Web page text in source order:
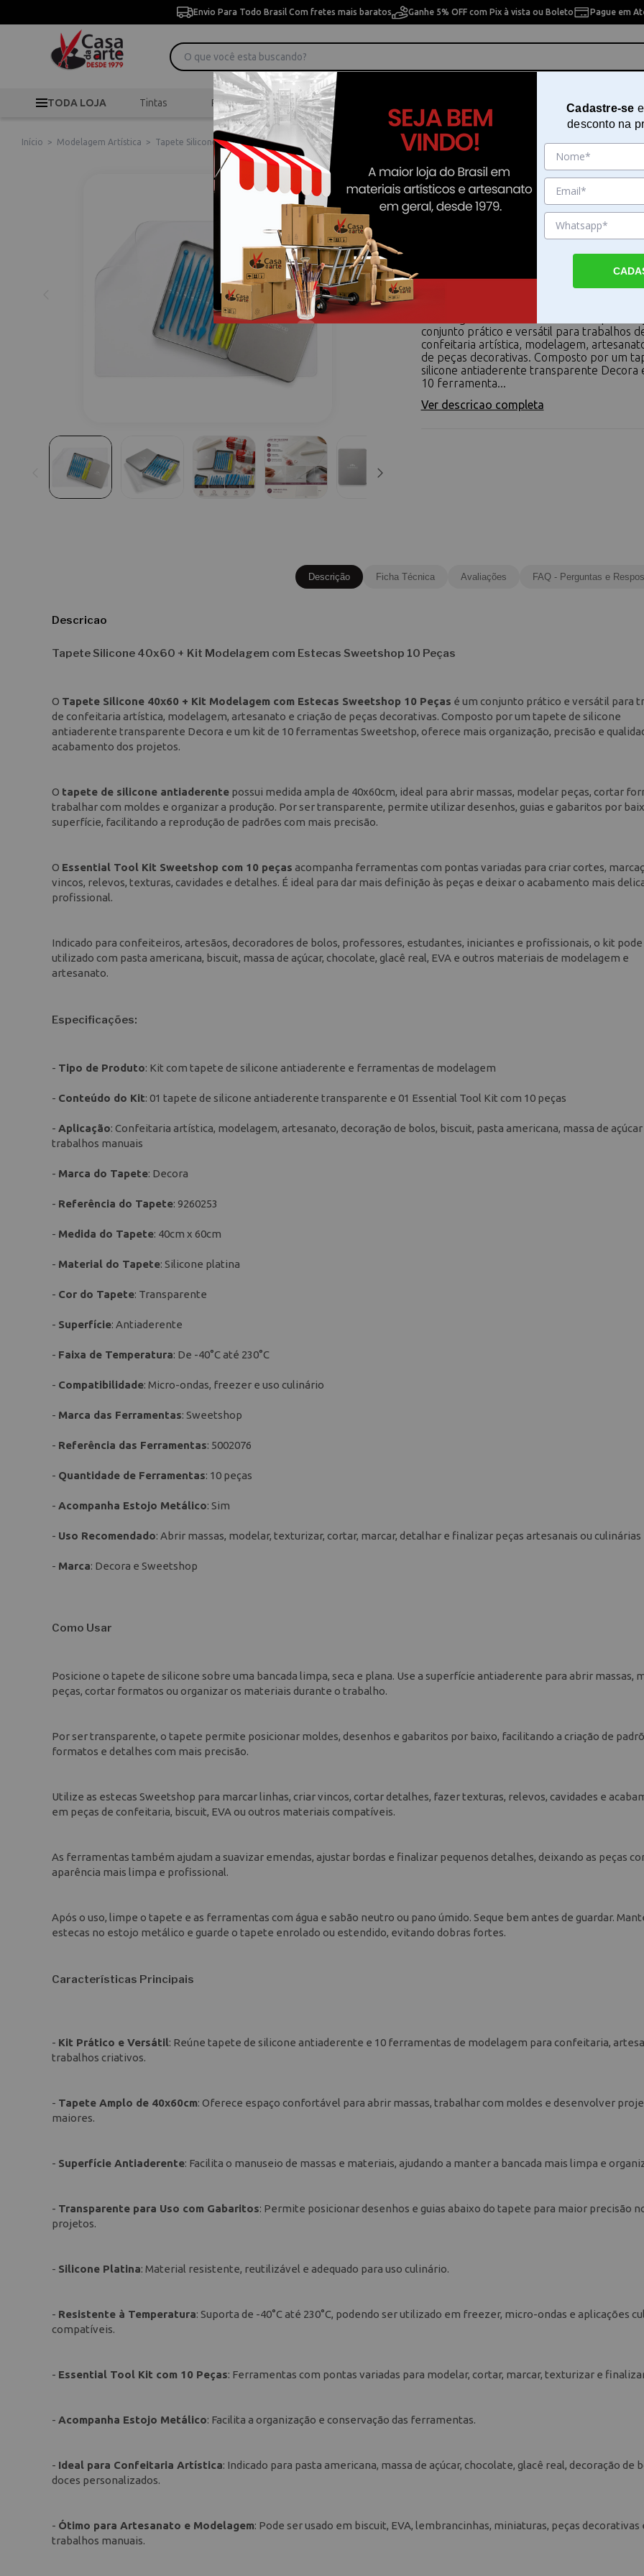
Envio Para Todo Brasil Com fretes mais baratos Ganhe 5% OFF com Pix à vista ou Boleto Pague em
TODA LOJA Tintas Pincéis Desenho Pintura
Início > Modelagem Artística > Tapete Silicone 40x60 + Kit Modelagem com Estecas Sweetshop 10 Peças
Tapete Silicone 40x60 + Kit
com Estecas Sweetshop 10 Peças
Tapete Silicone 40x60 + Kit Modelagem
conjunto prático e versátil para trabalhos
confeitaria artística, modelagem,
de peças decorativas. Composto por um
silicone antiaderente transparente Decora
10 ferramenta...
Ver descricao completa
Descrição Ficha Técnica Avaliações FAQ - Perguntas e
Descricao
Tapete Silicone 40x60 + Kit Modelagem com Estecas Sweetshop 10 Peças
O Tapete Silicone 40x60 + Kit Modelagem com Estecas Sweetshop 10 Peças é um conjunto prático e versátil para
de confeitaria artística, modelagem, artesanato e criação de peças decorativas. Composto por um tapete de silicone
antiaderente transparente Decora e um kit de 10 ferramentas Sweetshop, oferece mais organização, precisão e
acabamento dos projetos.
O tapete de silicone antiaderente possui medida ampla de 40x60cm, ideal para abrir massas, modelar peças, cortar
trabalhar com moldes e organizar a produção. Por ser transparente, permite utilizar desenhos, guias e gabaritos por
superfície, facilitando a reprodução de padrões com mais precisão.
O Essential Tool Kit Sweetshop com 10 peças acompanha ferramentas com pontas variadas para criar cortes,
vincos, relevos, texturas, cavidades e detalhes. É ideal para dar mais definição às peças e deixar o acabamento mais
profissional.
Indicado para confeiteiros, artesãos, decoradores de bolos, professores, estudantes, iniciantes e profissionais, o kit
utilizado com pasta americana, biscuit, massa de açúcar, chocolate, glacê real, EVA e outros materiais de modelagem e
artesanato.
Especificações:
- Tipo de Produto: Kit com tapete de silicone antiaderente e ferramentas de modelagem
- Conteúdo do Kit: 01 tapete de silicone antiaderente transparente e 01 Essential Tool Kit com 10 peças
- Aplicação: Confeitaria artística, modelagem, artesanato, decoração de bolos, biscuit, pasta americana, massa de
trabalhos manuais
- Marca do Tapete: Decora
- Referência do Tapete: 9260253
- Medida do Tapete: 40cm x 60cm
- Material do Tapete: Silicone platina
- Cor do Tapete: Transparente
- Superfície: Antiaderente
- Faixa de Temperatura: De -40°C até 230°C
- Compatibilidade: Micro-ondas, freezer e uso culinário
- Marca das Ferramentas: Sweetshop
- Referência das Ferramentas: 5002076
- Quantidade de Ferramentas: 10 peças
- Acompanha Estojo Metálico: Sim
- Uso Recomendado: Abrir massas, modelar, texturizar, cortar, marcar, detalhar e finalizar peças artesanais ou culinárias
- Marca: Decora e Sweetshop
Como Usar
Posicione o tapete de silicone sobre uma bancada limpa, seca e plana. Use a superfície antiaderente para abrir massas,
peças, cortar formatos ou organizar os materiais durante o trabalho.
Por ser transparente, o tapete permite posicionar moldes, desenhos e gabaritos por baixo, facilitando a criação de
formatos e detalhes com mais precisão.
Utilize as estecas Sweetshop para marcar linhas, criar vincos, cortar detalhes, fazer texturas, relevos, cavidades e
em peças de confeitaria, biscuit, EVA ou outros materiais compatíveis.
As ferramentas também ajudam a suavizar emendas, ajustar bordas e finalizar pequenos detalhes, deixando as peças
aparência mais limpa e profissional.
Após o uso, limpe o tapete e as ferramentas com água e sabão neutro ou pano úmido. Seque bem antes de guardar.
estecas no estojo metálico e guarde o tapete enrolado ou estendido, evitando dobras fortes.
Características Principais
- Kit Prático e Versátil: Reúne tapete de silicone antiaderente e 10 ferramentas de modelagem para confeitaria,
trabalhos criativos.
- Tapete Amplo de 40x60cm: Oferece espaço confortável para abrir massas, trabalhar com moldes e desenvolver
maiores.
- Superfície Antiaderente: Facilita o manuseio de massas e materiais, ajudando a manter a bancada mais limpa e
- Transparente para Uso com Gabaritos: Permite posicionar desenhos e guias abaixo do tapete para maior precisão
projetos.
- Silicone Platina: Material resistente, reutilizável e adequado para uso culinário.
- Resistente à Temperatura: Suporta de -40°C até 230°C, podendo ser utilizado em freezer, micro-ondas e aplicações
compatíveis.
- Essential Tool Kit com 10 Peças: Ferramentas com pontas variadas para modelar, cortar, marcar, texturizar e
- Acompanha Estojo Metálico: Facilita a organização e conservação das ferramentas.
- Ideal para Confeitaria Artística: Indicado para pasta americana, massa de açúcar, chocolate, glacê real, decoração de
doces personalizados.
- Ótimo para Artesanato e Modelagem: Pode ser usado em biscuit, EVA, lembrancinhas, miniaturas, peças decorativas
trabalhos manuais.
Cadastre-se
desconto na